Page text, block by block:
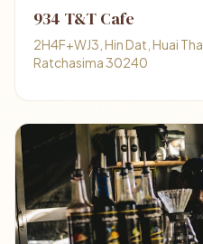
934 T&T Cafe
2H4F+WJ3, Hin Dat, Huai
Ratchasima 30240